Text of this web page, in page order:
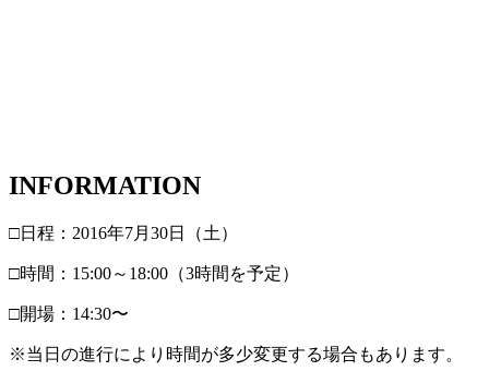
INFORMATION
□日程：2016年7月30日（土）
□時間：15:00～18:00（3時間を予定）
□開場：14:30〜
※当日の進行により時間が多少変更する場合もあります。